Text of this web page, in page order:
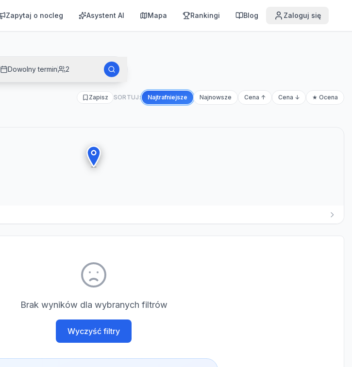
Zapytaj o nocleg Asystent AI Mapa Rankingi Blog Zaloguj się
Dowolny termin 2
Zapisz SORTUJ: Najtrafniejsze Najnowsze Cena ↑ Cena ↓ ★ Ocena
Brak wyników dla wybranych filtrów
Wyczyść filtry